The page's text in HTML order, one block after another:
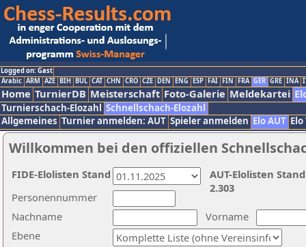
Logged on: Gast
Arabic ARM AZE BIH BUL CAT CHN CRO CZE DEN ENG ESP FAI FIN FRA GER GRE INA
Home TurnierDB Meisterschaft Foto-Galerie Meldekartei
Turnierschach-Elozahl Schnellschach-Elozahl
Allgemeines Turnier anmelden: AUT Spieler anmelden Elo AUT
Willkommen bei den offiziellen
Nachname
Vorname
Ebene
Personennummer
AUT-Elolisten
2.303
FIDE-Elolisten Stand